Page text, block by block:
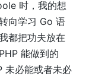
时，我的想
向学习 Go 语
都把功夫放在
能做到的
未必能或者未必